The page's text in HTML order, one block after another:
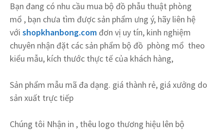
Bạn đang có nhu cầu mua bộ đồ phẫu thuật phòng
mổ , bạn chưa tìm được sản phẩm ưng ý, hãy liên hệ
với shopkhanbong.com đơn vị uy tín, kinh nghiệm
chuyên nhận đặt các sản phẩm bộ đồ phòng mổ theo
kiểu mẫu, kích thước thực tế của khách hàng,
Sản phẩm mẫu mã đa dạng. giá thành rẻ, giá xưởng do
sản xuất trực tiếp
Chúng tôi Nhận in , thêu logo thương hiệu lên bộ